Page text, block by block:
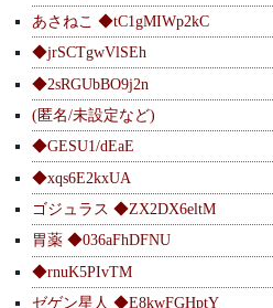
あさねこ ◆tC1gMIWp2kC
◆jrSCTgwVlSEh
◆2sRGUbBO9j2n
(匿名/未設定など)
◆GESU1/dEaE
◆xqs6E2kxUA
ゴジュラス ◆ZX2DX6eltM
胃薬 ◆036aFhDFNU
◆rnuK5PIvTM
ゼゲン星人 ◆E8kwFGHptY